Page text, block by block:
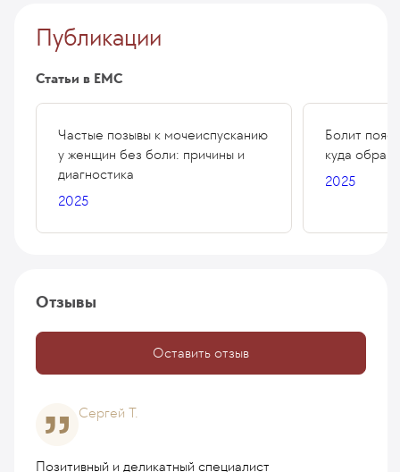
Публикации
Статьи в ЕМС
Частые позывы к мочеиспусканию
у женщин без боли: причины и
диагностика
2025
Болит
куда
2025
Отзывы
Оставить отзыв
Сергей Т.
Позитивный и деликатный специалист